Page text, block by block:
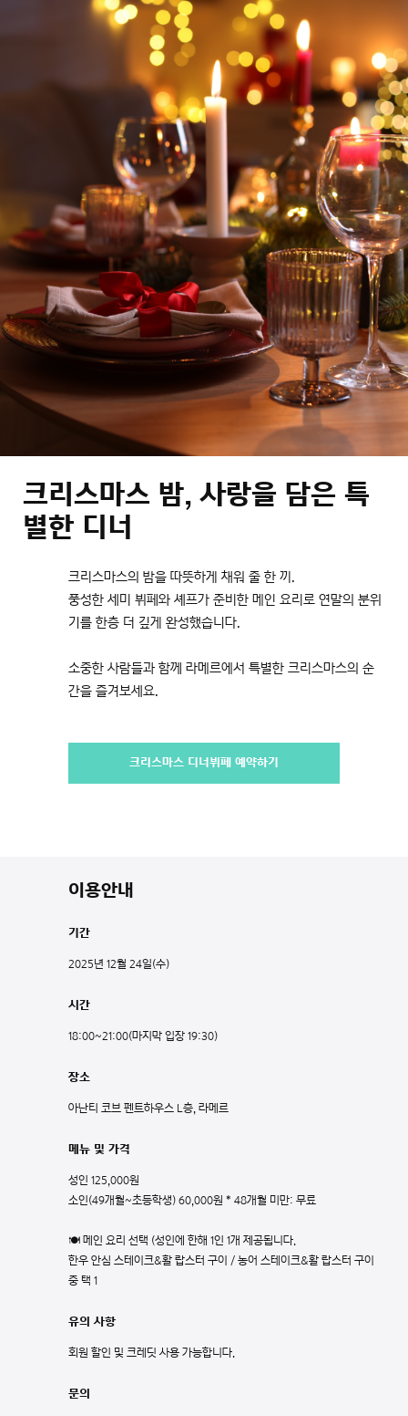
크리스마스 밤, 사랑을 담은 특
별한 디너
크리스마스의 밤을 따뜻하게 채워 줄 한 끼.
풍성한 세미 뷔페와 셰프가 준비한 메인 요리로 연말의 분위
기를 한층 더 깊게 완성했습니다.
소중한 사람들과 함께 라메르에서 특별한 크리스마스의 순
간을 즐겨보세요.
크리스마스 디너뷔페 예약하기
이용안내
기간
2025년 12월 24일(수)
시간
18:00~21:00(마지막 입장 19:30)
장소
아난티 코브 펜트하우스 L층, 라메르
메뉴 및 가격
성인 125,000원
소인(49개월~초등학생) 60,000원 * 48개월 미만: 무료
🍽️ 메인 요리 선택 (성인에 한해 1인 1개 제공됩니다.
한우 안심 스테이크&활 랍스터 구이 / 농어 스테이크&활 랍스터 구이
중 택 1
유의 사항
회원 할인 및 크레딧 사용 가능합니다.
문의